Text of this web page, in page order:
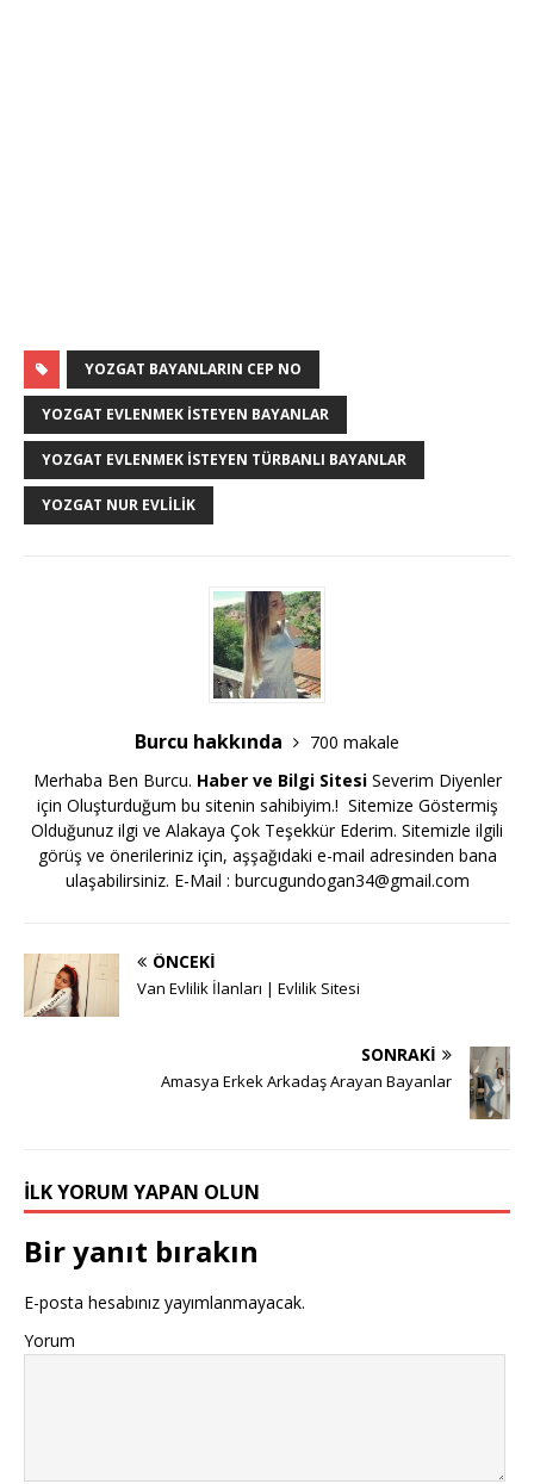
YOZGAT BAYANLARIN CEP NO
YOZGAT EVLENMEK ISTEYEN BAYANLAR
YOZGAT EVLENMEK ISTEYEN TÜRBANLI BAYANLAR
YOZGAT NUR EVLILIK
Burcu hakkında
700 makale
Merhaba Ben Burcu. Haber ve Bilgi SitesiSeverim Diyenler
için Oluşturduğum bu sitenin sahibiyim.! Sitemize Göstermiş
Olduğunuz ilgi ve Alakaya Çok Teşekkür Ederim. Sitemizle ilgili
görüş ve önerileriniz için, aşşağıdaki e-mail adresinden bana
ulaşabilirsiniz. E-Mail : burcugundogan34@gmail.com
ÖNCEKI
Van Evlilik İlanları | Evlilik Sitesi
SONRAKI
Amasya Erkek Arkadaş Arayan Bayanlar
İLK YORUM YAPAN OLUN
Bir yanıt bırakın
E-posta hesabınız yayımlanmayacak.
Yorum